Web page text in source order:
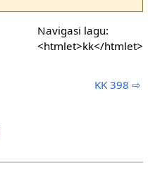
Navigasi lagu:
<htmlet>kk</htmlet>
KK 398 ⇨